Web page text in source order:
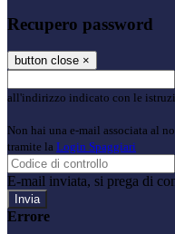
Recupero password
button close ×
all'indirizzo indicato con le
Non hai una e-mail associata al
tramite la Login Spaggiari
E-mail inviata, si prega di
Errore